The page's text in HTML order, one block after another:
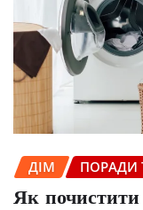
ДІМ ПОРАДИ
Як